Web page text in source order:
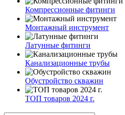
Компрессионные фитинги
Монтажный инструмент
Латунные фитинги
Канализационные трубы
Обустройство скважин
ТОП товаров 2024 г.